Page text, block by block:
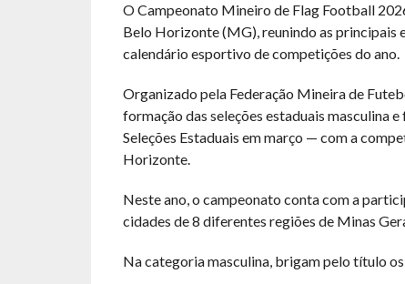
O Campeonato Mineiro de Flag Football
Belo Horizonte (MG), reunindo as principais
calendário esportivo de competições do ano.
Organizado pela Federação Mineira de
formação das seleções estaduais masculina
Seleções Estaduais em março — com a
Horizonte.
Neste ano, o campeonato conta com a
cidades de 8 diferentes regiões de Minas
Na categoria masculina, brigam pelo título